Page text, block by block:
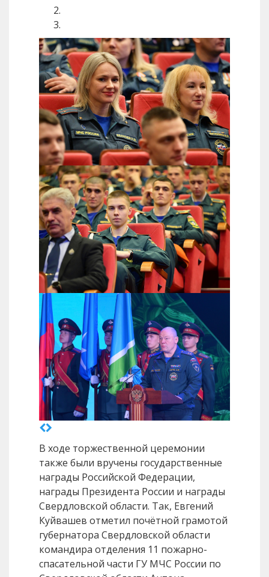
В ходе торжественной церемонии
также были вручены государственные
награды Российской Федерации,
награды Президента России и награды
Свердловской области. Так, Евгений
Куйвашев отметил почётной грамотой
губернатора Свердловской области
командира отделения 11 пожарно-
спасательной части ГУ МЧС России по